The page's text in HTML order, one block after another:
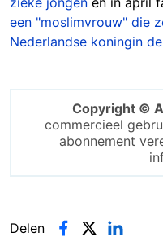
een "moslimvrouw" die
Nederlandse koningin
Copyright ©
commercieel
abonnement
Delen